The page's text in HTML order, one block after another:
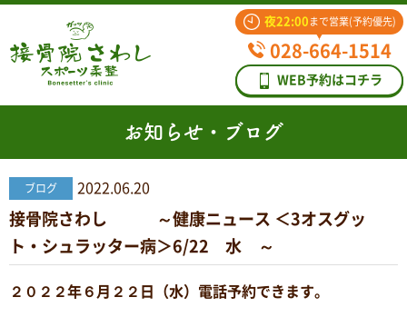
夜22:00 まで営業(予約優先)
028-664-1514
WEB予約はコチラ
お知らせ・ブログ
ブログ 2022.06.20
接骨院さわし ～健康ニュース ＜3オスグッ
ト・シュラッター病＞6/22 水 ～
２０２２年６月２２日（水）電話予約できます。